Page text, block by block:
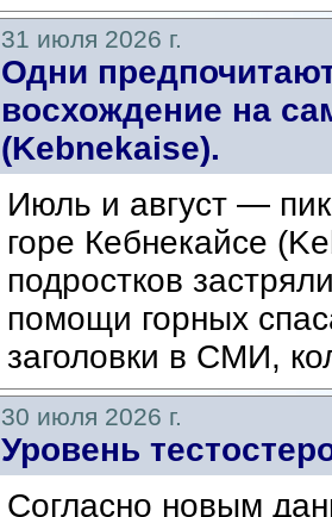
31 июля 2026 г.
Одни
восхождение на
(Kebnekaise).
Июль и август — пик
горе Кебнекайсе
подростков
помощи горных
заголовки в СМИ,
30 июля 2026 г.
Уровень
Согласно новым